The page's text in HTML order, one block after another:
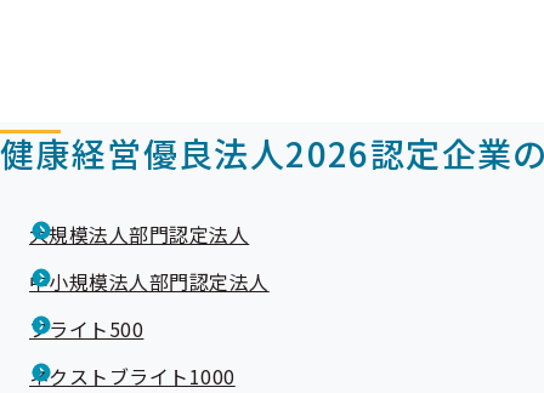
健康経営優良法人2026認定企業
大規模法人部門認定法人
中小規模法人部門認定法人
ブライト500
ネクストブライト1000